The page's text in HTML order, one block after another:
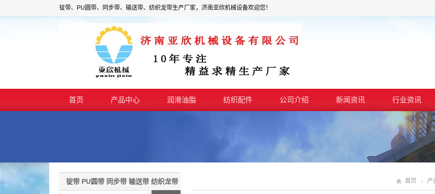
锭带、PU圆带、同步带、输送带、纺织龙带生产厂家，济南亚欣机械设备欢迎您！
首页 产品中心 润滑油脂 纺织配件 公司介绍 新闻资讯 行业资讯
首页 产
锭带 PU圆带 同步带 输送带 纺织龙带